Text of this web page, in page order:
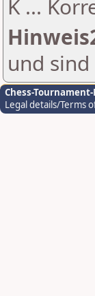
K ...
und
Chess-
Legal details/Terms